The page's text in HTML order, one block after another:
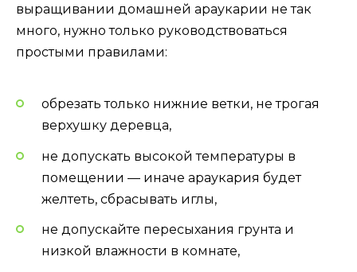
выращивании домашней араукарии не так
много, нужно только руководствоваться
простыми правилами:
обрезать только нижние ветки, не трогая
верхушку деревца,
не допускать высокой температуры в
помещении — иначе араукария будет
желтеть, сбрасывать иглы,
не допускайте пересыхания грунта и
низкой влажности в комнате,